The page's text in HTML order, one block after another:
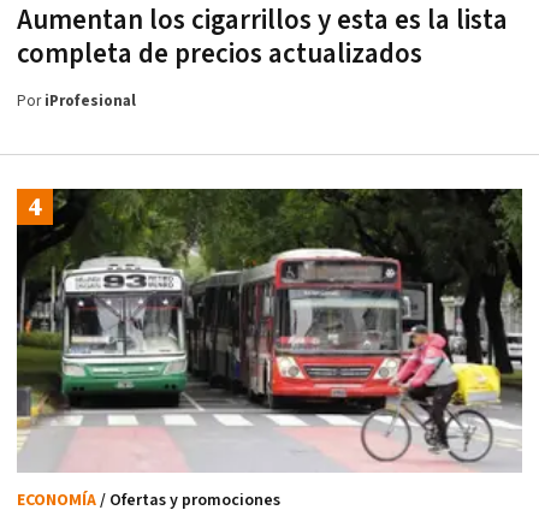
Aumentan los cigarrillos y esta es la lista
completa de precios actualizados
PoriProfesional
ECONOMÍA/ Ofertas y promociones